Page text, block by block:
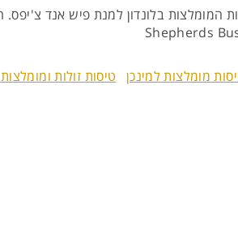
בלונדון למנת פיש אנד צ'יפס.
מומלצות למינכן טיסות זולות